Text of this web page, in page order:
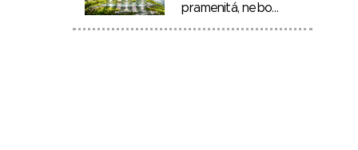
pramenitá, nebo…